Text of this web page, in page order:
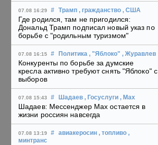
07.08 16:29 # Трамп , гражданство , США
Где родился, там не пригодился:
Дональд Трамп подписал новый указ по
борьбе с "родильным туризмом"
07.08 16:15 # Политика , "Яблоко" , Журавлев
Конкуренты по борьбе за думские
кресла активно требуют снять "Яблоко" с
выборов
07.08 15:43 # Шадаев , Госуслуги , Max
Шадаев: Мессенджер Max остается в
жизни россиян навсегда
07.08 13:19 # авиакеросин , топливо ,
минтранс